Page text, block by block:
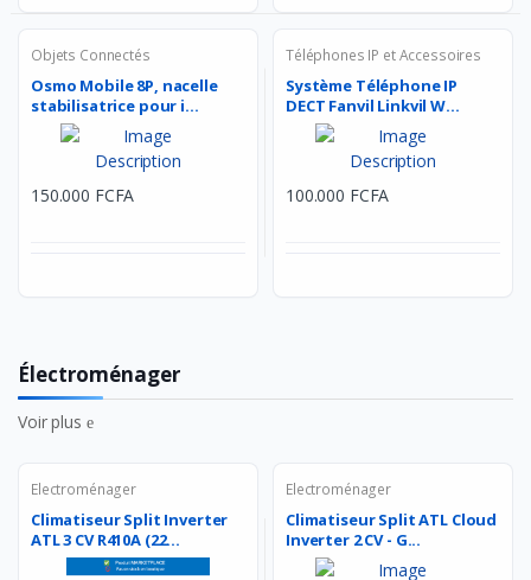
Objets Connectés
Osmo Mobile 8P, nacelle
stabilisatrice pour i...
150.000 FCFA
Téléphones IP et Accessoires
Système Téléphone IP
DECT Fanvil Linkvil W...
100.000 FCFA
Électroménager
Voir plus
Electroménager
Climatiseur Split Inverter
ATL 3 CV R410A (22...
Electroménager
Climatiseur Split ATL Cloud
Inverter 2 CV - G...